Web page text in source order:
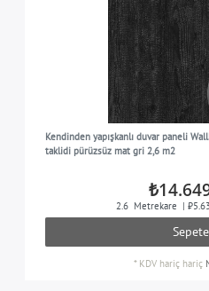
Kendinden yapışkanlı duvar paneli
taklidi pürüzsüz mat gri 2,6 m2
2.6 Metrekare |
Sepete
* KDV hariç hariç